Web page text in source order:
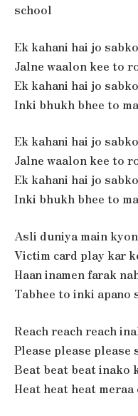
school
Ek kahani hai jo
Jalne waalon kee to
Ek kahani hai jo
Inki bhukh bhee to
Ek kahani hai jo
Jalne waalon kee to
Ek kahani hai jo
Inki bhukh bhee to
Asli duniya main
Victim card play kar
Haan inamen farak
Tabhee to inki apano
Reach reach reach
Please please please
Beat beat beat inako
Heat heat heat